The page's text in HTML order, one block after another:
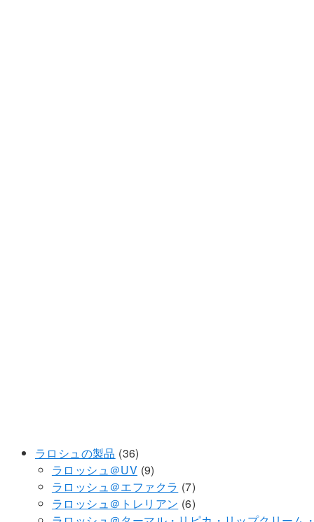
ラロシュの製品 3636
個
の
商
ラロッシュ＠UV 99
個
の
ラロッシュ＠エファクラ 77
個
ラロッシュ＠トレリアン 66